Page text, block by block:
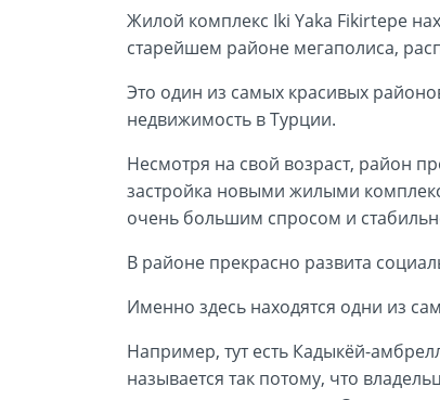
Жилой комплекс Iki Yaka Fikirtepe
старейшем районе мегаполиса,
Это один из самых красивых
недвижимость в Турции.
Несмотря на свой возраст, район
застройка новыми жилыми
очень большим спросом и
В районе прекрасно развита
Именно здесь находятся одни из
Например, тут есть Кадыкёй-
называется так потому, что